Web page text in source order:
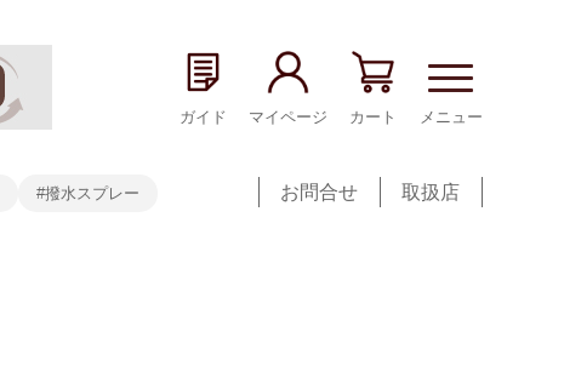
ガイド マイページ カート メニュー
#撥水スプレー お問合せ 取扱店